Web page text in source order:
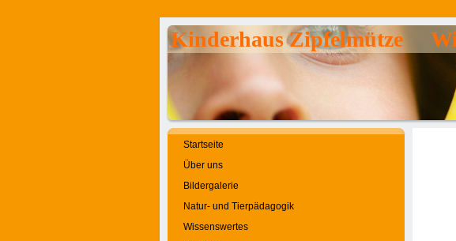
Kinderhaus Zipfelmütze
Startseite
Über uns
Bildergalerie
Natur- und Tierpädagogik
Wissenswertes